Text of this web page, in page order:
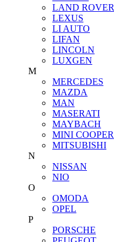
LAND ROVER
LEXUS
LI AUTO
LIFAN
LINCOLN
LUXGEN
M
MERCEDES
MAZDA
MAN
MASERATI
MAYBACH
MINI COOPER
MITSUBISHI
N
NISSAN
NIO
O
OMODA
OPEL
P
PORSCHE